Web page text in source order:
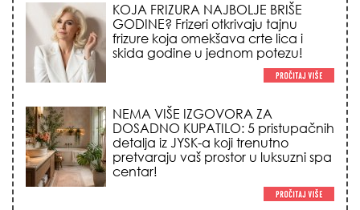
KOJA FRIZURA NAJBOLJE BRIŠE
GODINE? Frizeri otkrivaju tajnu
frizure koja omekšava crte lica i
skida godine u jednom potezu!
NEMA VIŠE IZGOVORA ZA
DOSADNO KUPATILO: 5 pristupačnih
detalja iz JYSK-a koji trenutno
pretvaraju vaš prostor u luksuzni spa
centar!